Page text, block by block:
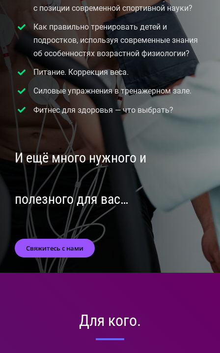
с позиции современной спортивной науки?
Как правильно тренировать детей и
подростков, используя современные знания
об особенностях возрастной физиологии?
Питание. Коррекция веса.
Силовые упражнения в тренажерном зале.
Фитнес для здоровья — что выбрать?
И ещё много нужного и
полезного для вас…
Свяжитесь с нами
Для кого.